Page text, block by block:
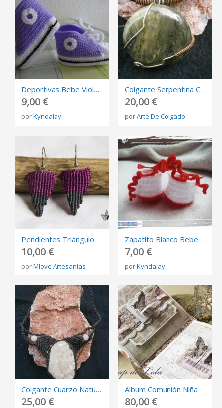
Deportivas Bebe Violeta Ganchillo
9,00 €
porKyndalay
Colgante Serpentina Cuero Cobre Y Alpaca
20,00 €
porArte De Colgado
Pendientes Triángulo
10,00 €
porMlove Artesanías
Zapatito Blanco Bebe Ganchillo
7,00 €
porKyndalay
Colgante Cuarzo Natural Y Macrame
25,00 €
Album Comunión Niña
80,00 €